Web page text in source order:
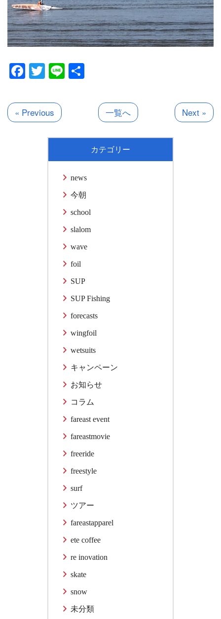
Facebook
Twitter
Line
« Previous 一覧へ Next »
カテゴリー
news
今朝
school
slalom
wave
foil
SUP
SUP Fishing
forecasts
wingfoil
wetsuits
キャンペーン
お知らせ
コラム
fareast event
fareastmovie
freeride
freestyle
surf
ツアー
fareastapparel
ete coffee
re inovation
skate
snow
未分類